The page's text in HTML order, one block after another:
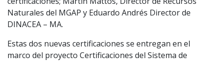
Naturales del MGAP y Eduardo Andrés Director de
DINACEA – MA.
Estas dos nuevas certificaciones se entregan en el
marco del proyecto Certificaciones del Sistema de